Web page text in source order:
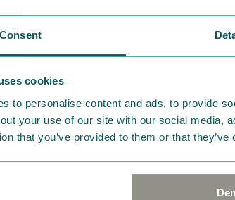
Consent
cookies
to personalise content and ads, to provide
your use of our site with our social media,
that you’ve provided to them or that